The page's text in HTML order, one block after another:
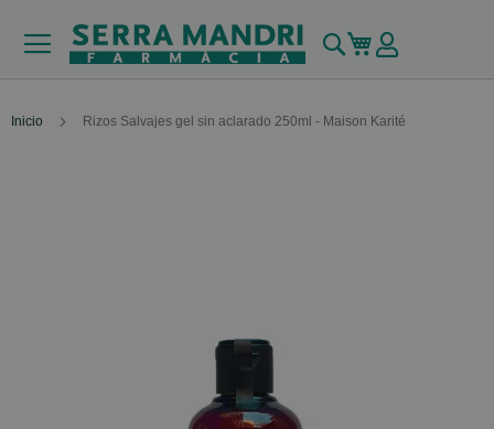
Buscar
Mi carrito
Inicio Rizos Salvajes gel sin aclarado 250ml - Maison Karité